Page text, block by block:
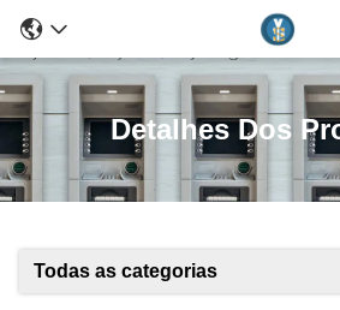
Detalhes Dos
Todas as categorias